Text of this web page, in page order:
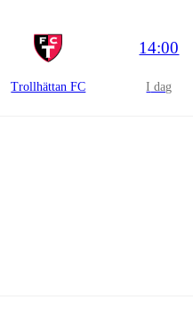
Trollhättan FC
14:00
i dag